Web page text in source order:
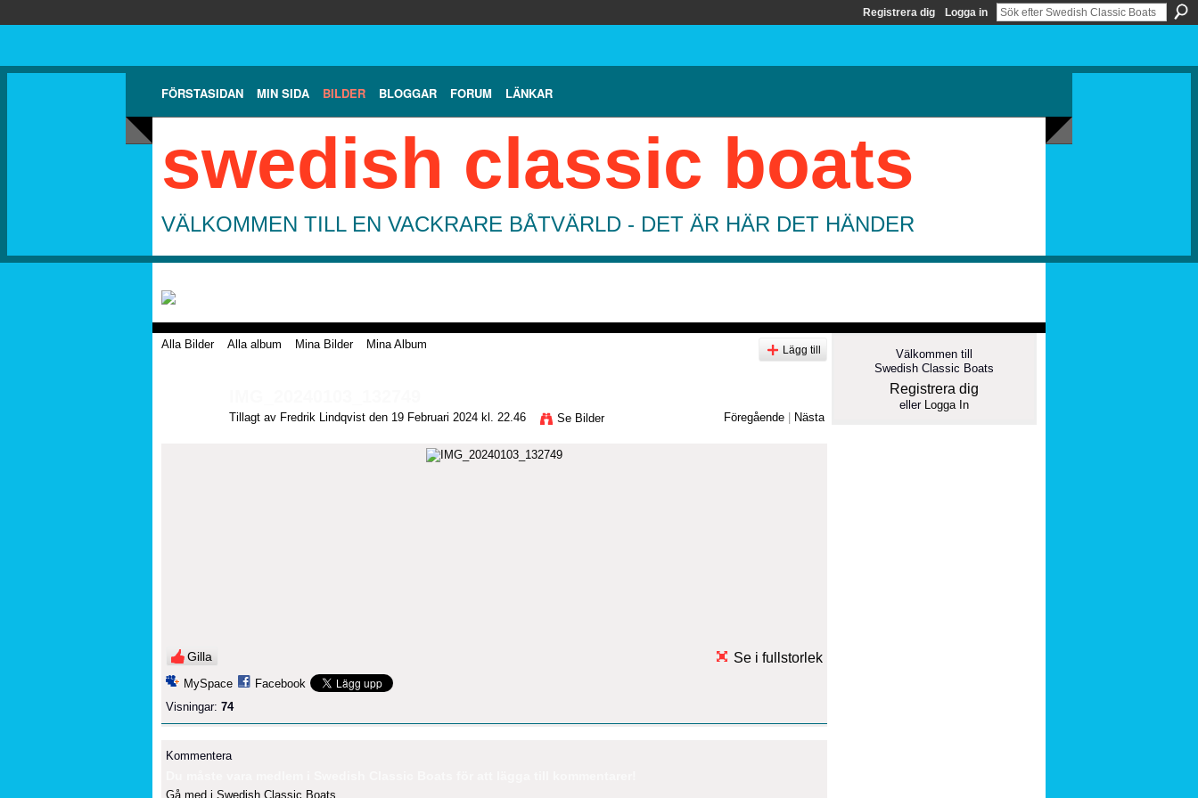
Registrera dig Logga in
FÖRSTASIDAN MIN SIDA BILDER BLOGGAR FORUM LÄNKAR
swedish classic boats
VÄLKOMMEN TILL EN VACKRARE BÅTVÄRLD - DET ÄR HÄR DET HÄNDER
Alla Bilder Alla album Mina Bilder Mina Album Lägg till
Tillagt av Fredrik Lindqvist den 19 Februari 2024 kl. 22.46 Se Bilder Föregående Nästa
Gilla
MySpace
Facebook
Visningar: 74
Se i fullstorlek
Kommentera
Gå med i Swedish Classic Boats
Välkommen till
Swedish Classic Boats
Registrera dig
eller Logga In